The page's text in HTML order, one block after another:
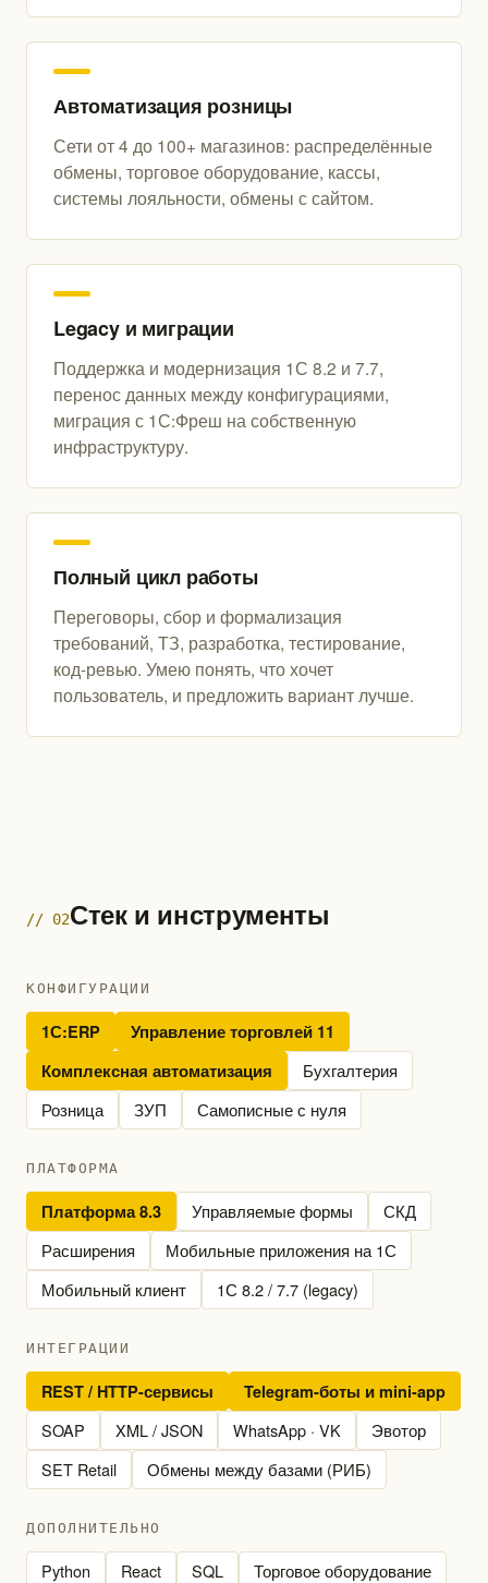
Автоматизация розницы
Сети от 4 до 100+ магазинов: распределённые
обмены, торговое оборудование, кассы,
системы лояльности, обмены с сайтом.
Legacy и миграции
Поддержка и модернизация 1С 8.2 и 7.7,
перенос данных между конфигурациями,
миграция с 1С:Фреш на собственную
инфраструктуру.
Полный цикл работы
Переговоры, сбор и формализация
требований, ТЗ, разработка, тестирование,
код-ревью. Умею понять, что хочет
пользователь, и предложить вариант лучше.
// 02Стек и инструменты
КОНФИГУРАЦИИ
1С:ERP
Управление торговлей 11
Комплексная автоматизация
Бухгалтерия
Розница
ЗУП Самописные с нуля
ПЛАТФОРМА
Платформа 8.3 Управляемые формы
СКД
Расширения
Мобильные приложения на 1С
Мобильный клиент
1С 8.2 / 7.7 (legacy)
ИНТЕГРАЦИИ
REST / HTTP-сервисы Telegram-боты и mini-app
SOAP XML / JSON WhatsApp · VK
Эвотор
SET Retail
Обмены между базами (РИБ)
ДОПОЛНИТЕЛЬНО
Python React SQL
Торговое оборудование